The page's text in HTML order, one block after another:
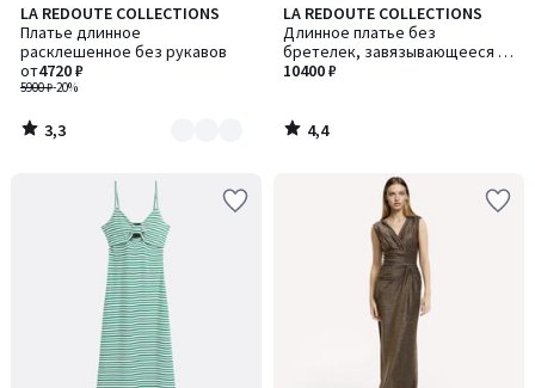
LA REDOUTE COLLECTIONS
Платье длинное
расклешенное без рукавов
5900 ₽-20%
от4720 ₽
3,3
/ 5
Количество
цветов:
2
3,3
/
LA REDOUTE COLLECTIONS
Длинное платье без
бретелек, завязывающееся на
шее
10400 ₽
4,4
/ 5
4,4
/